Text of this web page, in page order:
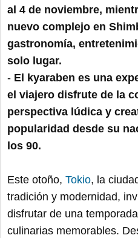
al 4 de noviembre,
nuevo complejo en
gastronomía,
solo lugar.
- El kyaraben es una
el viajero disfrute de la
perspectiva lúdica y
popularidad desde su
los 90.
Este otoño, Tokio, la
tradición y modernidad,
disfrutar de una
culinarias memorables.